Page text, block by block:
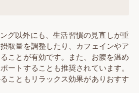
グ以外にも、生活習慣の見直しが重
取量を調整したり、カフェインやア
ことが有効です。また、お腹を温め
ートすることも推奨されています。
こともリラックス効果がありおすす